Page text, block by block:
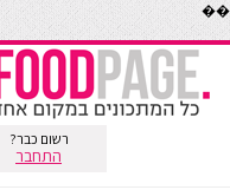
��
רשום כבר?
התחבר